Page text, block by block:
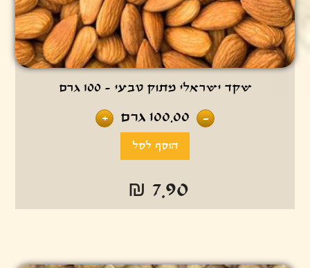
שקד ישראלי מתוק טבעי - 100 גרם
-
100.00 גרם +
₪ 7.90